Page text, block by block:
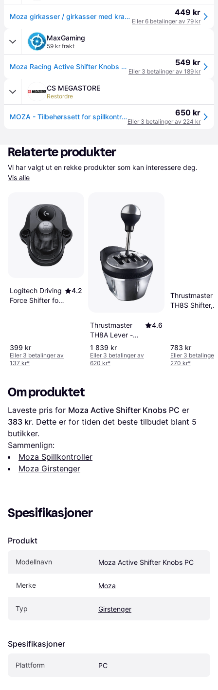
Moza girkasser / girkasser med krafttilbakemelding / sim racing girkasser 449 kr
Eller 6 betalinger av 79 kr
MaxGaming
59 kr frakt
Moza Racing Active Shifter Knobs - Girspak 549 kr
Eller 3 betalinger av 189 kr
CS MEGASTORE
Restordre
MOZA - Tilbehørssett for spillkontroll - active 650 kr
Eller 3 betalinger av 224 kr
Relaterte produkter
Vis alle
Logitech Driving
Force Shifter for
4.2
399 kr
Eller 3 betalinger av
137 kr*
Thrustmaster
TH8A Lever -
Black/Silver
4.6
1 839 kr
Eller 3 betalinger av
620 kr*
Thrustmaster
TH8S Shifter,
mm, 600 g
783 kr
Eller 3 betalinger
270 kr*
Om produktet
Laveste pris for Moza Active Shifter Knobs PC
383 kr. Dette er for tiden det beste tilbudet blant 5
butikker.
Sammenlign:
Moza Spillkontroller
Moza Girstenger
Spesifikasjoner
Produkt
Modellnavn Moza Active Shifter Knobs PC
Merke Moza
Typ Girstenger
Spesifikasjoner
Plattform PC